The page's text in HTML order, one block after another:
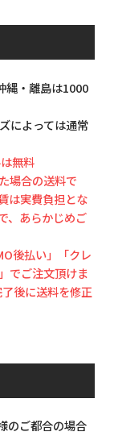
縄・離島は1000
によっては通常
無料
場合の送料で
は実費負担とな
、あらかじめご
後払い」「クレ
でご注文頂けま
後に送料を修正
のご都合の場合